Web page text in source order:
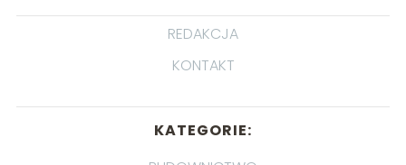
REDAKCJA
KONTAKT
KATEGORIE: